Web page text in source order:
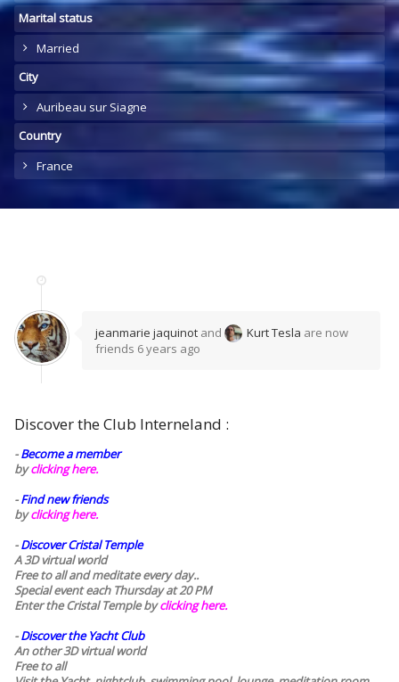
Marital status
Married
City
Auribeau sur Siagne
Country
France
jeanmarie jaquinot and Kurt Tesla are now
friends 6 years ago
Discover the Club Interneland :
-Become a member
byclicking here.
-Find new friends
byclicking here.
-Discover Cristal Temple
A 3D virtual world
Free to all and meditate every day..
Special event each Thursday at 20 PM
Enter the Cristal Temple byclicking here.
-Discover the Yacht Club
An other 3D virtual world
Free to all